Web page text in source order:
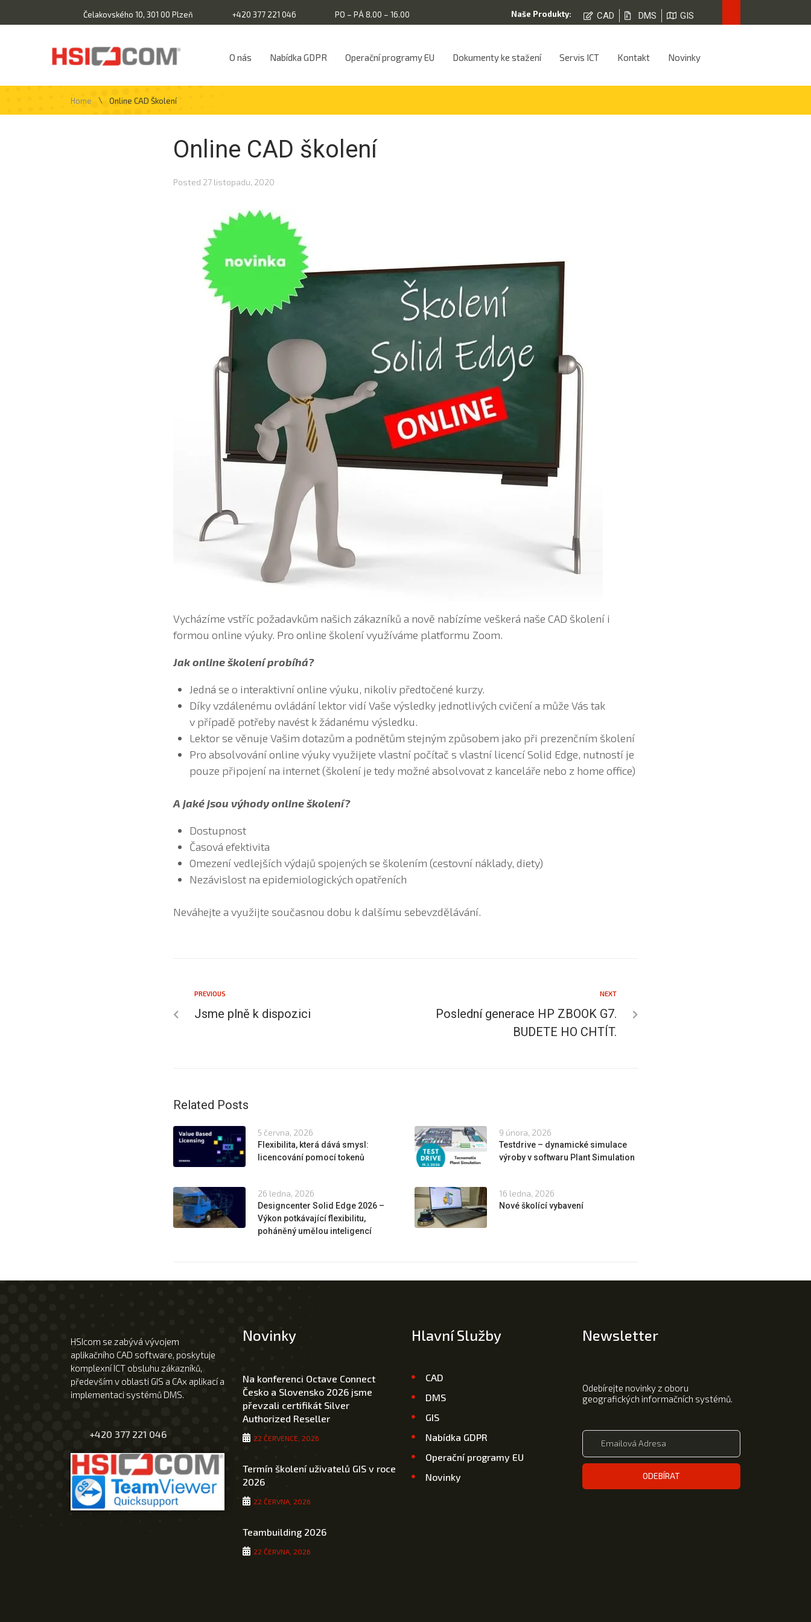
Čelakovského 10, 301 00 Plzeň +420 377 221 046 PO – PÁ 8.00 – 16.00 Naše Produkty: CAD DMS GIS
O nás Nabídka GDPR Operační programy EU Dokumenty ke stažení Servis ICT Kontakt Novinky
Home \ Online CAD Školení
Online CAD školení
Posted 27 listopadu, 2020
Vycházíme vstříc požadavkům našich zákazníků a nově nabízíme veškerá naše CAD školení i
formou online výuky. Pro online školení využíváme platformu Zoom.
Jak online školení probíhá?
Jedná se o interaktivní online výuku, nikoliv předtočené kurzy.
Díky vzdálenému ovládání lektor vidí Vaše výsledky jednotlivých cvičení a může Vás tak
v případě potřeby navést k žádanému výsledku.
Lektor se věnuje Vašim dotazům a podnětům stejným způsobem jako při prezenčním školení
Pro absolvování online výuky využijete vlastní počítač s vlastní licencí Solid Edge, nutností je
pouze připojení na internet (školení je tedy možné absolvovat z kanceláře nebo z home office)
A jaké jsou výhody online školení?
Dostupnost
Časová efektivita
Omezení vedlejších výdajů spojených se školením (cestovní náklady, diety)
Nezávislost na epidemiologických opatřeních
Neváhejte a využijte současnou dobu k dalšímu sebevzdělávání.
PREVIOUS
Jsme plně k dispozici
NEXT
Poslední generace HP ZBOOK G7.
BUDETE HO CHTÍT.
Related Posts
5 června, 2026
Flexibilita, která dává smysl:
licencování pomocí tokenů
9 února, 2026
Testdrive – dynamické simulace
výroby v softwaru Plant Simulation
26 ledna, 2026
Designcenter Solid Edge 2026 –
Výkon potkávající flexibilitu,
poháněný umělou inteligencí
16 ledna, 2026
Nové školící vybavení
HSIcom se zabývá vývojem
aplikačního CAD software, poskytuje
komplexní ICT obsluhu zákazníků,
především v oblasti GIS a CAx aplikací a
implementaci systémů DMS.
+420 377 221 046
Novinky
Na konferenci Octave Connect
Česko a Slovensko 2026 jsme
převzali certifikát Silver
Authorized Reseller
22 ČERVENCE, 2026
Termín školení uživatelů GIS v roce
2026
22 ČERVNA, 2026
Teambuilding 2026
22 ČERVNA, 2026
Hlavní Služby
CAD
DMS
GIS
Nabídka GDPR
Operační programy EU
Novinky
Newsletter
Odebírejte novinky z oboru
geografických informačních systémů.
ODEBÍRAT